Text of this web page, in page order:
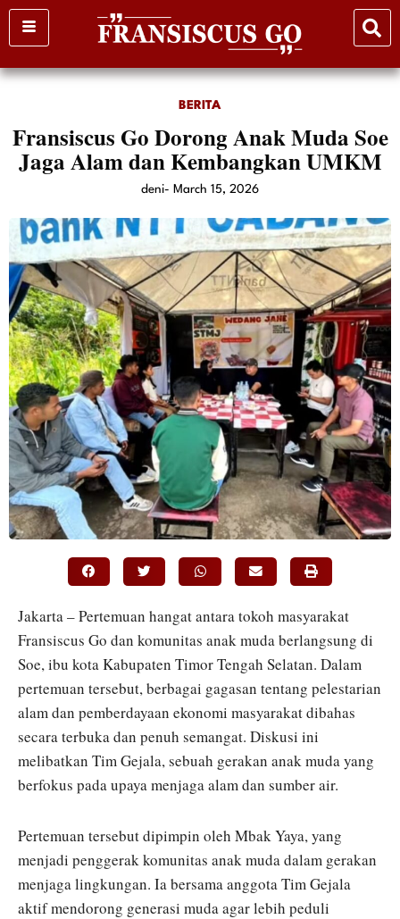
Skip
to
BERITA
Fransiscus Go Dorong Anak Muda Soe
Jaga Alam dan Kembangkan UMKM
deni- March 15, 2026
Jakarta – Pertemuan hangat antara tokoh masyarakat
Fransiscus Go dan komunitas anak muda berlangsung di
Soe, ibu kota Kabupaten Timor Tengah Selatan. Dalam
pertemuan tersebut, berbagai gagasan tentang pelestarian
alam dan pemberdayaan ekonomi masyarakat dibahas
secara terbuka dan penuh semangat. Diskusi ini
melibatkan Tim Gejala, sebuah gerakan anak muda yang
berfokus pada upaya menjaga alam dan sumber air.
Pertemuan tersebut dipimpin oleh Mbak Yaya, yang
menjadi penggerak komunitas anak muda dalam gerakan
menjaga lingkungan. Ia bersama anggota Tim Gejala
aktif mendorong generasi muda agar lebih peduli